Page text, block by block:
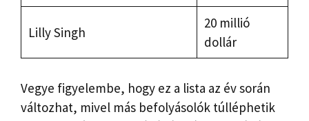
Lilly Singh
20 millió
dollár
Vegye figyelembe, hogy ez a lista az év során
változhat, mivel más befolyásolók túlléphetik